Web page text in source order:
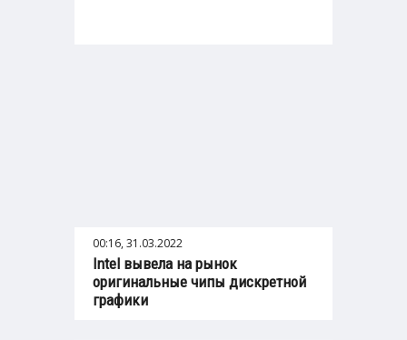
00:16, 31.03.2022
Intel вывела на рынок
оригинальные чипы дискретной
графики